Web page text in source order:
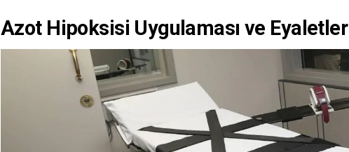
Azot Hipoksisi Uygulaması ve Eyaletler